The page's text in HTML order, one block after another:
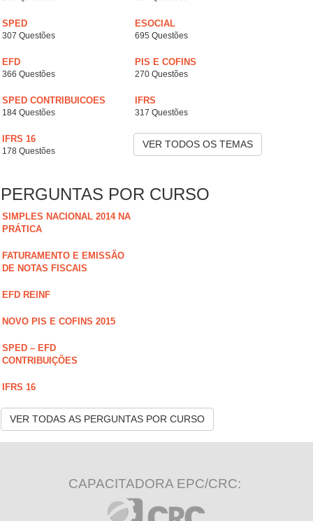
SPED
307 Questões
ESOCIAL
695 Questões
EFD
366 Questões
PIS E COFINS
270 Questões
SPED CONTRIBUICOES
184 Questões
IFRS
317 Questões
IFRS 16
178 Questões
VER TODOS OS TEMAS
PERGUNTAS POR CURSO
SIMPLES NACIONAL 2014 NA
PRÁTICA
FATURAMENTO E EMISSÃO
DE NOTAS FISCAIS
EFD REINF
NOVO PIS E COFINS 2015
SPED – EFD
CONTRIBUIÇÕES
IFRS 16
VER TODAS AS PERGUNTAS POR CURSO
CAPACITADORA EPC/CRC: